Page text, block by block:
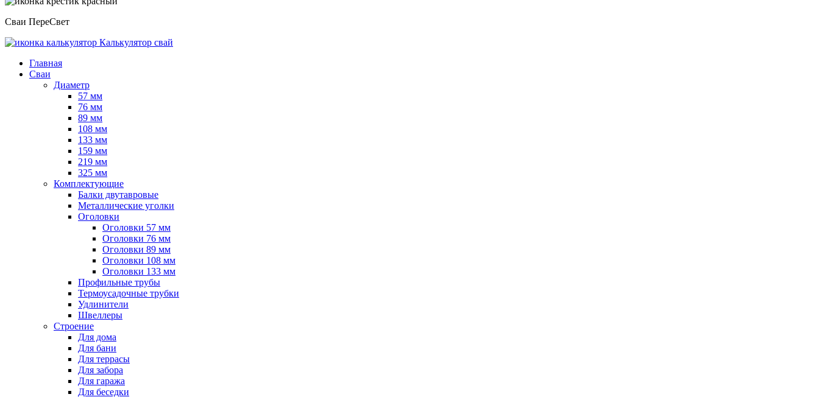
Сваи ПереСвет
Калькулятор свай
Главная
Сваи
Диаметр
57 мм
76 мм
89 мм
108 мм
133 мм
159 мм
219 мм
325 мм
Комплектующие
Балки двутавровые
Металлические уголки
Оголовки
Оголовки 57 мм
Оголовки 76 мм
Оголовки 89 мм
Оголовки 108 мм
Оголовки 133 мм
Профильные трубы
Термоусадочные трубки
Удлинители
Швеллеры
Строение
Для дома
Для бани
Для террасы
Для забора
Для гаража
Для беседки